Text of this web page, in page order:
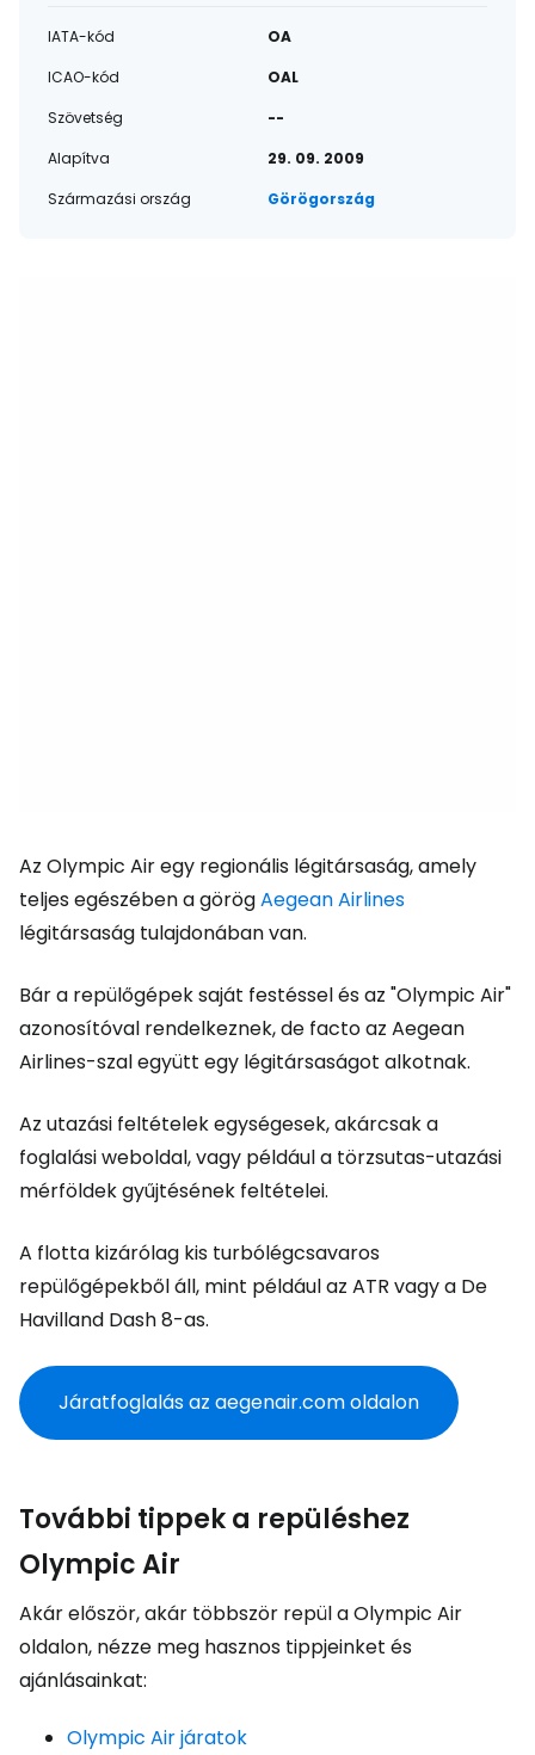
IATA-kód
OA
ICAO-kód
OAL
Szövetség
--
Alapítva
29. 09. 2009
Származási ország
Görögország
Az Olympic Air egy regionális légitársaság, amely
teljes egészében a görögAegean Airlines
légitársaság tulajdonában van.
Bár a repülőgépek saját festéssel és az "Olympic Air"
azonosítóval rendelkeznek, de facto az Aegean
Airlines-szal együtt egy légitársaságot alkotnak.
Az utazási feltételek egységesek, akárcsak a
foglalási weboldal, vagy például a törzsutas-utazási
mérföldek gyűjtésének feltételei.
A flotta kizárólag kis turbólégcsavaros
repülőgépekből áll, mint például az ATR vagy a De
Havilland Dash 8-as.
Járatfoglalás az aegenair.com oldalon
További tippek a repüléshez
Olympic Air
Akár először, akár többször repül a Olympic Air
oldalon, nézze meg hasznos tippjeinket és
ajánlásainkat:
Olympic Air járatok